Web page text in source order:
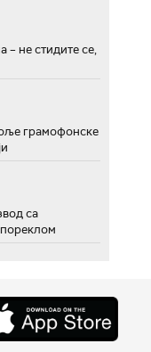
– не стидите се,
грамофонске
са